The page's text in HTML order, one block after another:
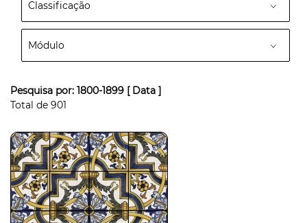
Classificação
Módulo
Pesquisa por: 1800-1899 [ Data ]
Total de 901